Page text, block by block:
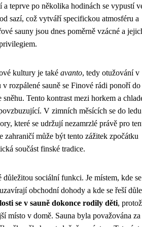
a teprve po několika hodinách se vypustí
sazí, což vytváří specifickou atmosféru a
sauny jsou dnes poměrně vzácné a
kultury je také avanto, tedy otužování v
rozpálené sauně se Finové rádi ponoří do
sněhu. Tento kontrast mezi horkem a
V zimních měsících se do ledu
které se udržují nezamrzlé právě pro
zahraničí může být tento zážitek zpočátku
součást finské tradice.
důležitou sociální funkci. Je místem, kde se
obchodní dohody a kde se řeší
se v sauně dokonce rodily děti,
místo v domě. Sauna byla považována za